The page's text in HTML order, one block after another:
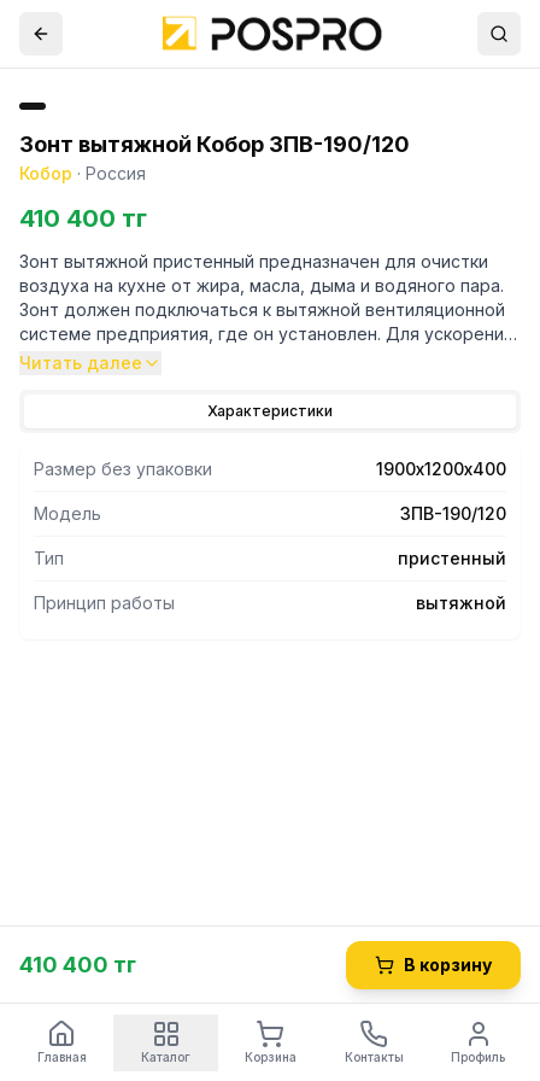
Зонт вытяжной Кобор ЗПВ-190/120
Кобор · Россия
410 400 тг
Зонт вытяжной пристенный предназначен для очистки
воздуха на кухне от жира, масла, дыма и водяного пара.
Зонт должен подключаться к вытяжной вентиляционной
системе предприятия, где он установлен. Для ускорения
процесса очищения воздуха и увеличения кратности
тепловыделяющем оборудованием (плитой, жарочным
из двух основных компонентов: корпуса и съемных
лабиринтных фильтров, которые легко вынимаются и
чистятся. В зонте имеется сливной канал, по которому
масло стекает в накопительные жиросборники. Каркас -
Читать далее
Характеристики
Размер без упаковки 1900х1200х400
Модель ЗПВ-190/120
Тип пристенный
Принцип работы вытяжной
410 400 тг В корзину
Главная Каталог Корзина Контакты Профиль